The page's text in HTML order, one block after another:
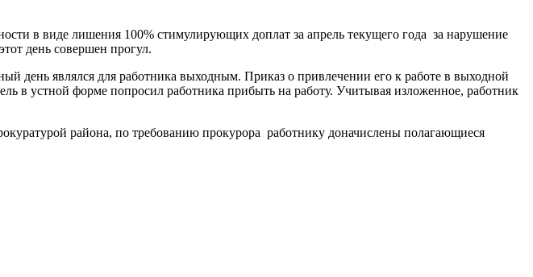
в виде лишения 100% стимулирующих доплат за апрель текущего года за нарушение
день совершен прогул.
день являлся для работника выходным. Приказ о привлечении его к работе в выходной
в устной форме попросил работника прибыть на работу. Учитывая изложенное, работник
района, по требованию прокурора работнику доначислены полагающиеся